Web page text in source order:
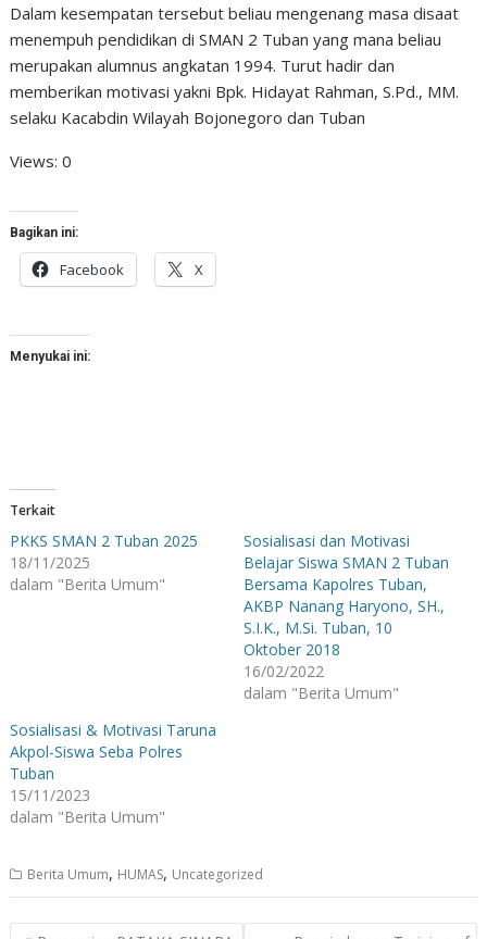
Dalam kesempatan tersebut beliau mengenang masa disaat
menempuh pendidikan di SMAN 2 Tuban yang mana beliau
merupakan alumnus angkatan 1994. Turut hadir dan
memberikan motivasi yakni Bpk. Hidayat Rahman, S.Pd., MM.
selaku Kacabdin Wilayah Bojonegoro dan Tuban
Views: 0
Bagikan ini:
Facebook X
Menyukai ini:
Terkait
PKKS SMAN 2 Tuban 2025
18/11/2025
dalam "Berita Umum"
Sosialisasi dan Motivasi
Belajar Siswa SMAN 2 Tuban
Bersama Kapolres Tuban,
AKBP Nanang Haryono, SH.,
S.I.K., M.Si. Tuban, 10
Oktober 2018
16/02/2022
dalam "Berita Umum"
Sosialisasi & Motivasi Taruna
Akpol-Siswa Seba Polres
Tuban
15/11/2023
dalam "Berita Umum"
Berita Umum, HUMAS, Uncategorized